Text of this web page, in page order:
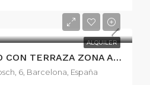
ALQUILER
FANTÁSTICO ÁTICO CON TERRAZA ZONA ALTA DE BARCELONA
6, Barcelona, España